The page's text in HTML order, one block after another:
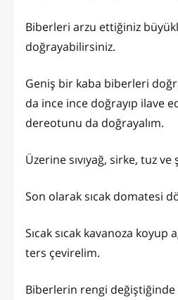
Biberleri arzu ettiğiniz
doğrayabilirsiniz.
Geniş bir kaba biberleri
da ince ince doğrayıp ilave
dereotunu da doğrayalım.
Üzerine sıvıyağ, sirke, tuz
Son olarak sıcak domatesi
Sıcak sıcak kavanoza koyup
ters çevirelim.
Biberlerin rengi değiştiğinde